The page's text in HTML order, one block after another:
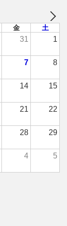
金 土
31 1
7 8
14 15
21 22
28 29
4 5